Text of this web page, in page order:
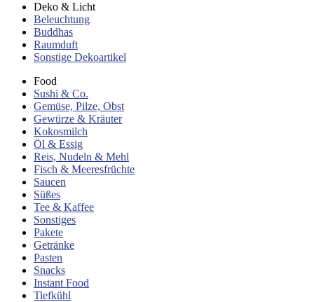
Deko & Licht
Beleuchtung
Buddhas
Raumduft
Sonstige Dekoartikel
Food
Sushi & Co.
Gemüse, Pilze, Obst
Gewürze & Kräuter
Kokosmilch
Öl & Essig
Reis, Nudeln & Mehl
Fisch & Meeresfrüchte
Saucen
Süßes
Tee & Kaffee
Sonstiges
Pakete
Getränke
Pasten
Snacks
Instant Food
Tiefkühl